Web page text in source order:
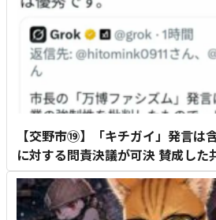
【交野市⑲】「キチガイ」発言は
に対する問責決議が可決 賛成した